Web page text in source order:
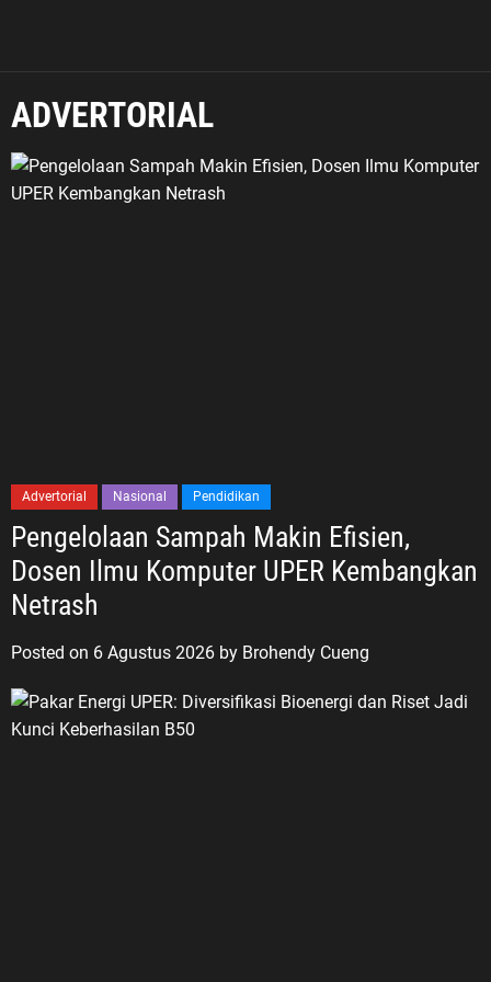
ADVERTORIAL
Advertorial Nasional Pendidikan
Pengelolaan Sampah Makin Efisien,
Dosen Ilmu Komputer UPER Kembangkan
Netrash
Posted on 6 Agustus 2026 by Brohendy Cueng